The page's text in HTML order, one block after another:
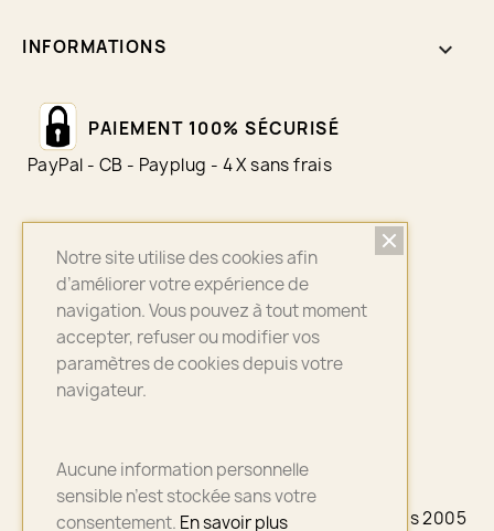
INFORMATIONS keyboard_arrow_down
PAIEMENT 100% SÉCURISÉ
PayPal - CB - Payplug - 4 X sans frais
LIVRAISON SUIVI
Colissimo - Chronopost - Mondial Relay
ASSURANCE QUALITÉ
© 2026 - A3PLUS2 - La petite Française depuis 2005
Notre site utilise des cookies afin
d’améliorer votre expérience de
navigation. Vous pouvez à tout moment
accepter, refuser ou modifier vos
paramètres de cookies depuis votre
navigateur.
Aucune information personnelle
sensible n’est stockée sans votre
consentement. En savoir plus